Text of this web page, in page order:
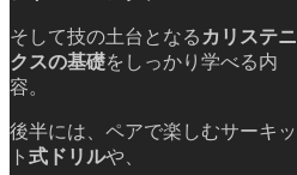
そして技の土台となる カリステニ
クスの基礎をしっかり学べる内
容。
後半には、ペアで楽しむサーキッ
ト 式ドリルや、